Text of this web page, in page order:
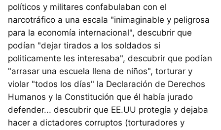
políticos y militares confabulaban con el
narcotráfico a una escala "inimaginable y peligrosa
para la economía internacional", descubrir que
podían "dejar tirados a los soldados si
politicamente les interesaba", descubrir que podían
"arrasar una escuela llena de niños", torturar y
violar "todos los días" la Declaración de Derechos
Humanos y la Constitución que él había jurado
defender... descubrir que EE.UU protegía y dejaba
hacer a dictadores corruptos (torturadores y